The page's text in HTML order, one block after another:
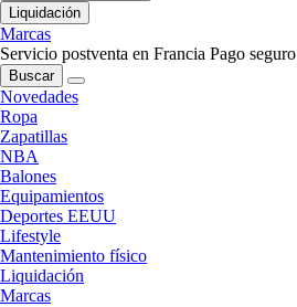
Liquidación
Marcas
Servicio postventa en Francia Pago seguro
Buscar
Novedades
Ropa
Zapatillas
NBA
Balones
Equipamientos
Deportes EEUU
Lifestyle
Mantenimiento físico
Liquidación
Marcas